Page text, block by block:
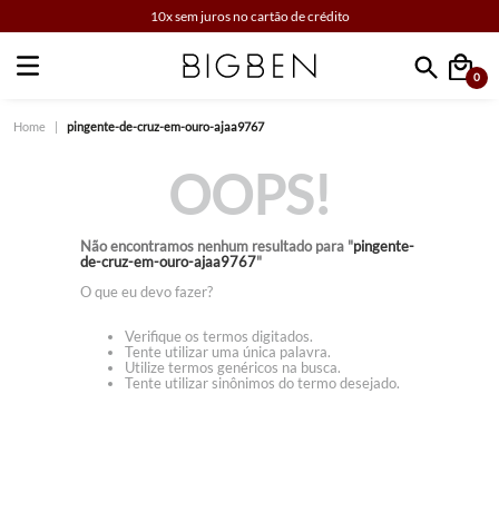
10x sem juros no cartão de crédito
Faça sua busca
0
pingente-de-cruz-em-ouro-ajaa9767
OOPS!
Não encontramos nenhum resultado para "pingente-
de-cruz-em-ouro-ajaa9767"
O que eu devo fazer?
Verifique os termos digitados.
Tente utilizar uma única palavra.
Utilize termos genéricos na busca.
Tente utilizar sinônimos do termo desejado.